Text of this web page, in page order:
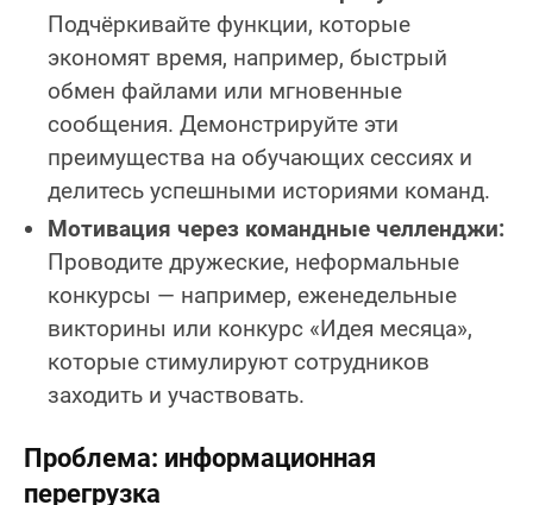
Подчёркивайте функции, которые
экономят время, например, быстрый
обмен файлами или мгновенные
сообщения. Демонстрируйте эти
преимущества на обучающих сессиях и
делитесь успешными историями команд.
Мотивация через командные челленджи:
Проводите дружеские, неформальные
конкурсы — например, еженедельные
викторины или конкурс «Идея месяца»,
которые стимулируют сотрудников
заходить и участвовать.
Проблема: информационная
перегрузка